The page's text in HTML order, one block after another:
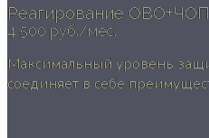
Реагирование ОВО+ЧОП
4 500 руб./мес.
Максимальный уровень
соединяет в себе